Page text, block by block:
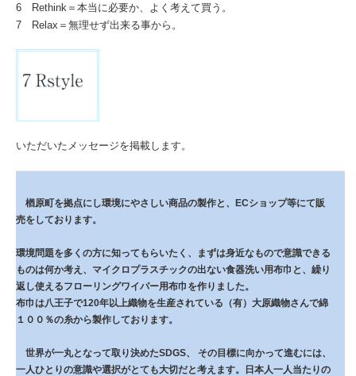
6 Rethink＝本当に必要か、よく考えて買う。
7 Relax＝無理せず出来る事から。
いただいたメッセージを掲載します。
楢原町を拠点にし環境にやさしい商品の製作と、ECショップ等にて販
売をしております。
環境問題を多くの方に知ってもらいたく、まずは身近なもので意識できる
ものは何か考え、マイクロプラスチックの出ない食器洗い用布巾と、繰り
返し使えるフローリングワイパー用布巾を作りました。
布巾は八王子で120年以上織物を生産されている（有）大原織物さんで綿
１００％の糸から製作しております。
世界が一丸となって取り決めたSDGS、 その目標に向かって進むには、
一人ひとりの意識や選択がとても大切だと考えます。日本人一人当たりの